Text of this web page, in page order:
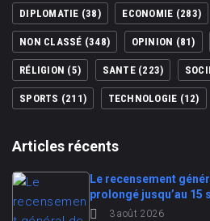
DIPLOMATIE (38) ECONOMIE (283)
NON CLASSÉ (348) OPINION (81)
RÉLIGION (5) SANTE(223)
SPORTS (211) TECHNOLOGIE (12)
Articles récents
Le recensement
prolongé jusqu’au 15
3 août 2026